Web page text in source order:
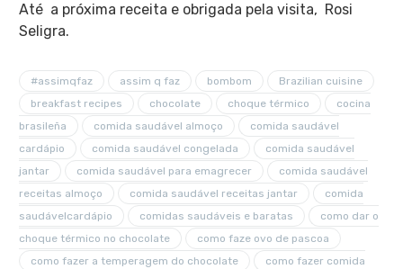
Até a próxima receita e obrigada pela visita, Rosi
Seligra.
#assimqfaz assim q faz bombom
Brazilian cuisine
breakfast recipes
chocolate choque térmico
cocina
brasileña
comida saudável almoço
comida saudável
cardápio
comida saudável congelada
comida saudável
jantar
comida saudável para emagrecer
comida saudável
receitas almoço
comida saudável receitas jantar
comida
saudávelcardápio
comidas saudáveis e baratas
como dar o
choque térmico no chocolate
como faze ovo de pascoa
como fazer a temperagem do chocolate
como fazer comida